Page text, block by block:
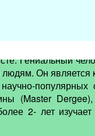
Гениальный
Он
популярных
(Master
2- лет